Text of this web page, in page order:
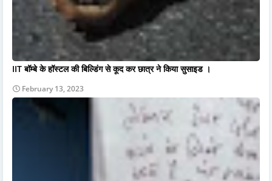
IIT बॉम्बे के हॉस्टल की बिल्डिंग से कूद कर छात्र ने किया सुसाइड ।
February 13, 2023